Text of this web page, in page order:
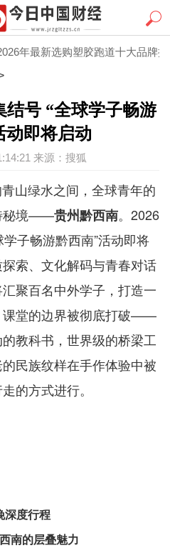
年最新选购塑胶跑道十大品牌排行
结号 “全球学子畅游
动即将启动
来源：搜狐
山绿水之间，全球青年的
秘境——贵州黔西南。2026
子畅游黔西南”活动即将
索、文化解码与青春对话
聚百名中外学子，打造一
课堂的边界被彻底打破——
教科书，世界级的桥梁工
民族纹样在手作体验中被
的方式进行。
深度行程
南的层叠魅力